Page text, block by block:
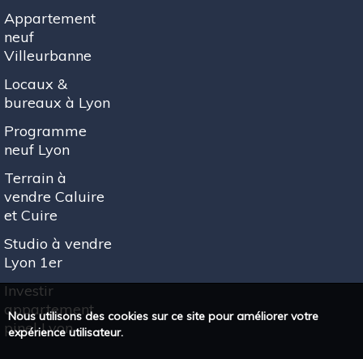
Appartement
neuf
Villeurbanne
Locaux &
bureaux à Lyon
Programme
neuf Lyon
Terrain à
vendre Caluire
et Cuire
Studio à vendre
Lyon 1er
Investir
appartement
pinel Lyon
Nous utilisons des cookies sur ce site pour améliorer votre
expérience utilisateur.